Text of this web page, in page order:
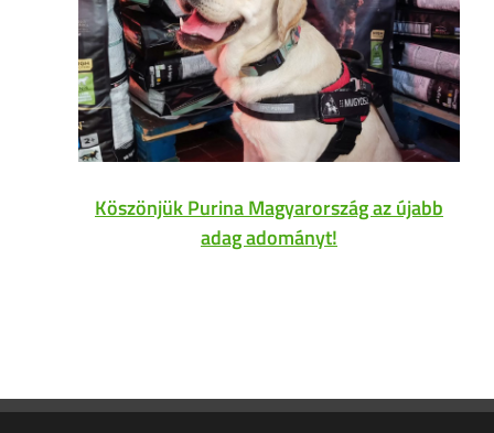
Köszönjük Purina Magyarország az újabb
adag adományt!